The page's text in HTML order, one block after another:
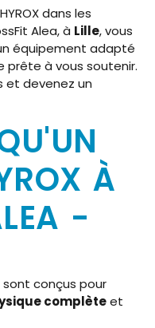
dans les
Alea, à Lille, vous
équipement adapté
à vous soutenir.
et devenez un
À
-
sont conçus pour
complèteet